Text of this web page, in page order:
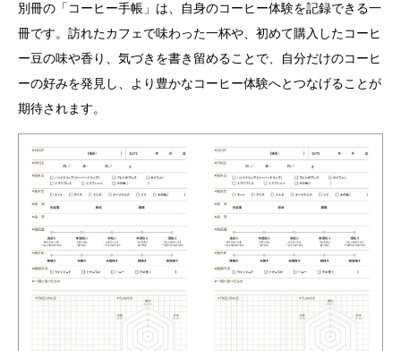
別冊の「コーヒー手帳」は、自身のコーヒー体験を記録できる一
冊です。訪れたカフェで味わった一杯や、初めて購入したコーヒ
ー豆の味や香り、気づきを書き留めることで、自分だけのコーヒ
ーの好みを発見し、より豊かなコーヒー体験へとつなげることが
期待されます。